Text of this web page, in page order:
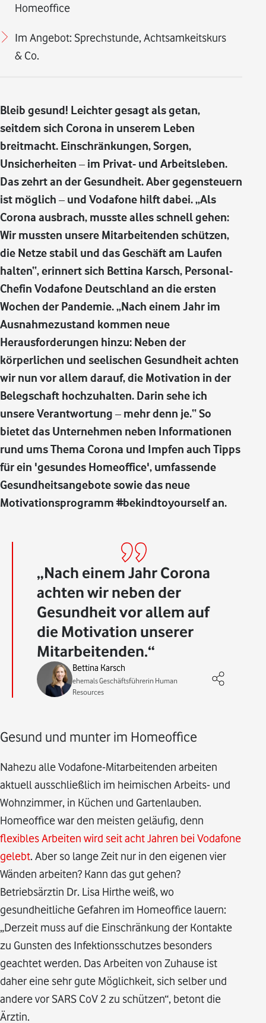
Homeoffice
Im Angebot: Sprechstunde, Achtsamkeitskurs
& Co.
Bleib gesund! Leichter gesagt als getan,
seitdem sich Corona in unserem Leben
breitmacht. Einschränkungen, Sorgen,
Unsicherheiten – im Privat- und Arbeitsleben.
Das zehrt an der Gesundheit. Aber gegensteuern
ist möglich – und Vodafone hilft dabei. „Als
Corona ausbrach, musste alles schnell gehen:
Wir mussten unsere Mitarbeitenden schützen,
die Netze stabil und das Geschäft am Laufen
halten“, erinnert sich Bettina Karsch, Personal-
Chefin Vodafone Deutschland an die ersten
Wochen der Pandemie. „Nach einem Jahr im
Ausnahmezustand kommen neue
Herausforderungen hinzu: Neben der
körperlichen und seelischen Gesundheit achten
wir nun vor allem darauf, die Motivation in der
Belegschaft hochzuhalten. Darin sehe ich
unsere Verantwortung – mehr denn je.“ So
bietet das Unternehmen neben Informationen
rund ums Thema Corona und Impfen auch Tipps
für ein 'gesundes Homeoffice', umfassende
Gesundheitsangebote sowie das neue
Motivationsprogramm #bekindtoyourself an.
Nach einem Jahr Corona
achten wir neben der
Gesundheit vor allem auf
die Motivation unserer
Mitarbeitenden.
Bettina Karsch
ehemals Geschäftsführerin Human
Resources
Gesund und munter im Homeoffice
Nahezu alle Vodafone-Mitarbeitenden arbeiten
aktuell ausschließlich im heimischen Arbeits- und
Wohnzimmer, in Küchen und Gartenlauben.
Homeoffice war den meisten geläufig, denn
flexibles Arbeiten wird seit acht Jahren bei Vodafone
gelebt. Aber so lange Zeit nur in den eigenen vier
Wänden arbeiten? Kann das gut gehen?
Betriebsärztin Dr. Lisa Hirthe weiß, wo
gesundheitliche Gefahren im Homeoffice lauern:
„Derzeit muss auf die Einschränkung der Kontakte
zu Gunsten des Infektionsschutzes besonders
geachtet werden. Das Arbeiten von Zuhause ist
daher eine sehr gute Möglichkeit, sich selber und
andere vor SARS CoV 2 zu schützen“, betont die
Ärztin.